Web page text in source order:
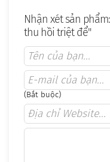
Nhận xét sản
thu hồi triệt để"
(Bắt buộc)